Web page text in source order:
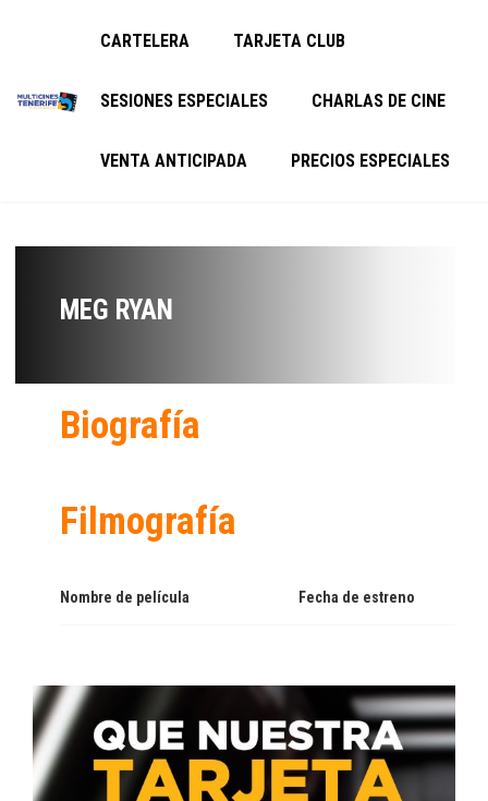
CARTELERA TARJETA CLUB
SESIONES ESPECIALES CHARLAS DE CINE
VENTA ANTICIPADA PRECIOS ESPECIALES
MEG RYAN
Biografía
Filmografía
Nombre de película Fecha de estreno